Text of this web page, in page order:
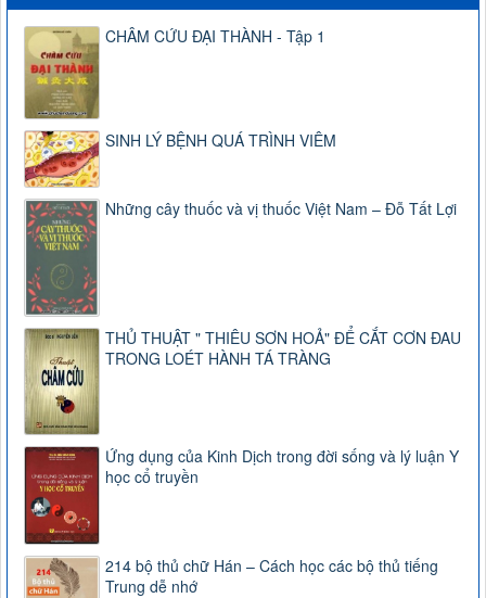
CHÂM CỨU ĐẠI THÀNH - Tập 1
SINH LÝ BỆNH QUÁ TRÌNH VIÊM
Những cây thuốc và vị thuốc Việt Nam – Đỗ Tất Lợi
THỦ THUẬT " THIÊU SƠN HOẢ" ĐỂ CẮT CƠN ĐAU
TRONG LOÉT HÀNH TÁ TRÀNG
Ứng dụng của Kinh Dịch trong đời sống và lý luận Y
học cổ truyền
214 bộ thủ chữ Hán – Cách học các bộ thủ tiếng
Trung dễ nhớ